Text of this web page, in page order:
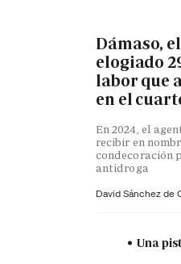
Dámaso,
elogiado
labor que
en el
En 2024, el
recibir en
condecoración
antidroga
David Sánchez de
Una